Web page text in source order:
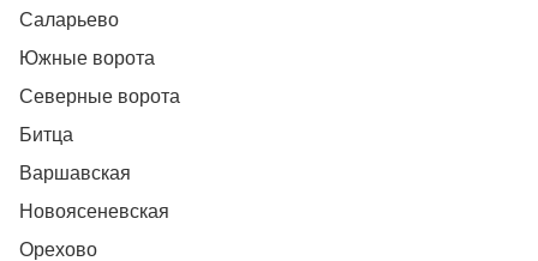
Саларьево
Южные ворота
Северные ворота
Битца
Варшавская
Новоясеневская
Орехово